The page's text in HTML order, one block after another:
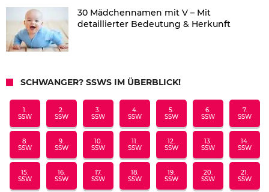
30 Mädchennamen mit V – Mit
detaillierter Bedeutung & Herkunft
SCHWANGER? SSWS IM ÜBERBLICK!
1.
SSW
2.
SSW
3.
SSW
4.
SSW
5.
SSW
6.
SSW
7.
SSW
8.
SSW
9.
SSW
10.
SSW
11.
SSW
12.
SSW
13.
SSW
14.
SSW
15.
SSW
16.
SSW
17.
SSW
18.
SSW
19.
SSW
20.
SSW
21.
SSW